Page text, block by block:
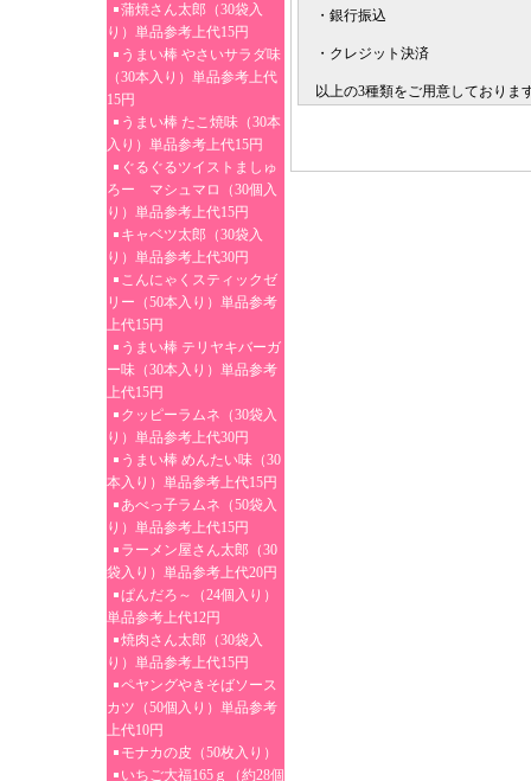
蒲焼さん太郎（30袋入
り）単品参考上代15円
うまい棒 やさいサラダ味
（30本入り）単品参考上代
15円
うまい棒 たこ焼味（30本
入り）単品参考上代15円
ぐるぐるツイストましゅ
ろー マシュマロ（30個入
り）単品参考上代15円
キャベツ太郎（30袋入
り）単品参考上代30円
こんにゃくスティックゼ
リー（50本入り）単品参考
上代15円
うまい棒 テリヤキバーガ
ー味（30本入り）単品参考
上代15円
クッピーラムネ（30袋入
り）単品参考上代30円
うまい棒 めんたい味（30
本入り）単品参考上代15円
あべっ子ラムネ（50袋入
り）単品参考上代15円
ラーメン屋さん太郎（30
袋入り）単品参考上代20円
ぱんだろ～（24個入り）
単品参考上代12円
焼肉さん太郎（30袋入
り）単品参考上代15円
ペヤングやきそばソース
カツ（50個入り）単品参考
上代10円
モナカの皮（50枚入り）
いちご大福165ｇ（約28個
・銀行振込
・クレジット決済
以上の3種類をご用意しておりま